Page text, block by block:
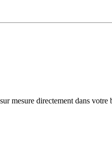
mesure directement dans votre